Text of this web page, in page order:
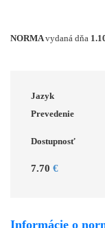
NORMAvydaná dňa
Jazyk
Prevedenie
Dostupnosť
7.70 €
Informácie o